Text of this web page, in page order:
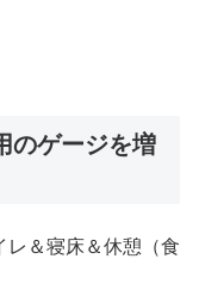
のゲージを増
レ＆寝床＆休憩（食